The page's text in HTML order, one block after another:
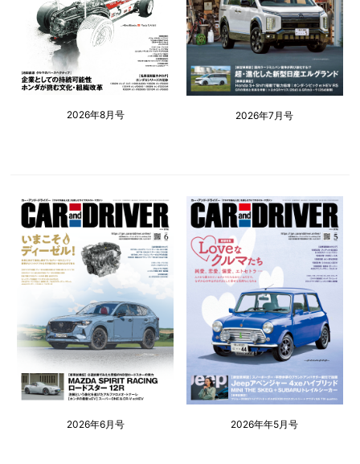
2026年8月号 2026年7月号
2026年6月号 2026年年5月号